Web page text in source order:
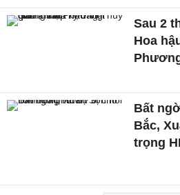
Sau 2
Hoa
Bất
Bắc,
trọng